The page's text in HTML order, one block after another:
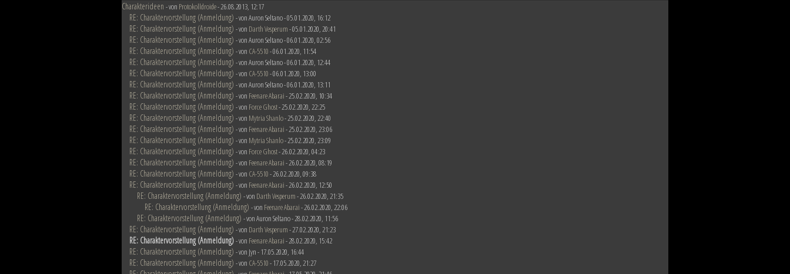
Charakterideen - von Protokolldroide- 26.08.2013, 12:17
RE: Charaktervorstellung (Anmeldung) - von Auron Seltano - 05.01.2020, 16:12
RE: Charaktervorstellung (Anmeldung) - von Darth Vesperum- 05.01.2020, 20:41
RE: Charaktervorstellung (Anmeldung) - von Auron Seltano - 06.01.2020, 02:56
RE: Charaktervorstellung (Anmeldung) - von CA-5510- 06.01.2020, 11:54
RE: Charaktervorstellung (Anmeldung) - von Auron Seltano - 06.01.2020, 12:44
RE: Charaktervorstellung (Anmeldung) - von CA-5510- 06.01.2020, 13:00
RE: Charaktervorstellung (Anmeldung) - von Auron Seltano - 06.01.2020, 13:11
RE: Charaktervorstellung (Anmeldung) - von Feenare Abarai- 25.02.2020, 10:34
RE: Charaktervorstellung (Anmeldung) - von Force Ghost- 25.02.2020, 22:25
RE: Charaktervorstellung (Anmeldung) - von Mytria Shanlo- 25.02.2020, 22:40
RE: Charaktervorstellung (Anmeldung) - von Feenare Abarai- 25.02.2020, 23:06
RE: Charaktervorstellung (Anmeldung) - von Mytria Shanlo- 25.02.2020, 23:09
RE: Charaktervorstellung (Anmeldung) - von Force Ghost- 26.02.2020, 04:23
RE: Charaktervorstellung (Anmeldung) - von Feenare Abarai- 26.02.2020, 08:19
RE: Charaktervorstellung (Anmeldung) - von CA-5510- 26.02.2020, 09:38
RE: Charaktervorstellung (Anmeldung) - von Feenare Abarai- 26.02.2020, 12:50
RE: Charaktervorstellung (Anmeldung) - von Darth Vesperum- 26.02.2020, 21:35
RE: Charaktervorstellung (Anmeldung) - von Feenare Abarai- 26.02.2020, 22:06
RE: Charaktervorstellung (Anmeldung) - von Auron Seltano - 28.02.2020, 11:56
RE: Charaktervorstellung (Anmeldung) - von Darth Vesperum- 27.02.2020, 21:23
RE: Charaktervorstellung (Anmeldung)- von Feenare Abarai- 28.02.2020, 15:42
RE: Charaktervorstellung (Anmeldung) - von Jyn - 17.05.2020, 16:44
RE: Charaktervorstellung (Anmeldung) - von CA-5510- 17.05.2020, 21:27